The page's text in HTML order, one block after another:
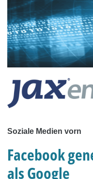
Soziale Medien vorn
Facebook
als Google